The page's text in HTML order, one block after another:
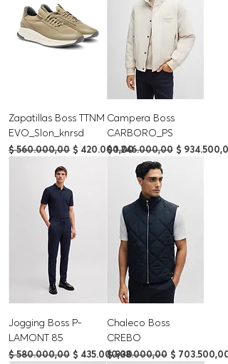
Zapatillas Boss TTNM
EVO_Slon_knrsd
Precio
$ 560.000,00 Precio de oferta
$ 420.000,00
Campera Boss
CARBORO_PS
Precio
$ 1.246.000,00 Precio de
$
Jogging Boss P-
LAMONT 85
Precio
$ 580.000,00 Precio de oferta
$ 435.000,00
Chaleco Boss
CREBO
Precio
$ 938.000,00 Precio de
$ 703.500,00